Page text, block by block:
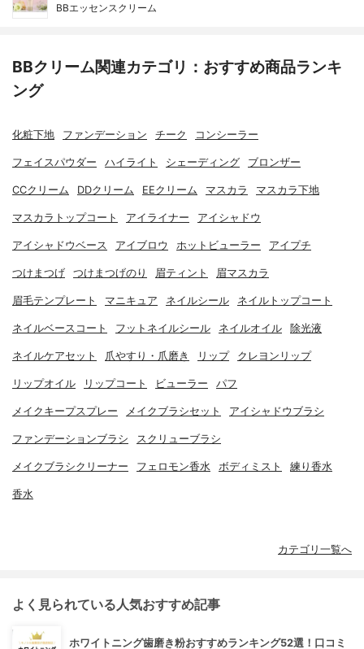
BBエッセンスクリーム
BBクリーム関連カテゴリ：おすすめ商品ランキ
ング
化粧下地 ファンデーション チーク コンシーラー
フェイスパウダー ハイライト シェーディング ブロンザー
CCクリーム DDクリーム EEクリーム マスカラ マスカラ下地
マスカラトップコート アイライナー アイシャドウ
アイシャドウベース アイブロウ ホットビューラー アイプチ
つけまつげ つけまつげのり 眉ティント 眉マスカラ
眉毛テンプレート マニキュア ネイルシール ネイルトップコート
ネイルベースコート フットネイルシール ネイルオイル 除光液
ネイルケアセット 爪やすり・爪磨き リップ クレヨンリップ
リップオイル リップコート ビューラー パフ
メイクキープスプレー メイクブラシセット アイシャドウブラシ
ファンデーションブラシ スクリューブラシ
メイクブラシクリーナー フェロモン香水 ボディミスト 練り香水
香水
カテゴリ一覧へ
よく見られている人気おすすめ記事
ホワイトニング歯磨き粉おすすめランキング52選！口コミ